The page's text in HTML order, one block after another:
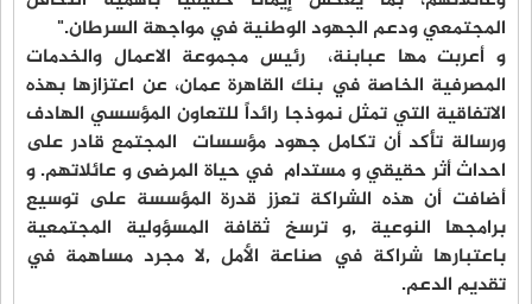
المجتمعي ودعم الجهود الوطنية في مواجهة السرطان."
و أعربت مها عبابنة، رئيس مجموعة الاعمال والخدمات
المصرفية الخاصة في بنك القاهرة عمان، عن اعتزازها بهذه
الاتفاقية التي تمثل نموذجا رائداً للتعاون المؤسسي الهادف
ورسالة تأكد أن تكامل جهود مؤسسات المجتمع قادر على
احداث أثر حقيقي و مستدام في حياة المرضى و عائلاتهم. و
أضافت أن هذه الشراكة تعزز قدرة المؤسسة على توسيع
برامجها النوعية ,و ترسخ ثقافة المسؤولية المجتمعية
باعتبارها شراكة في صناعة الأمل ,لا مجرد مساهمة في
تقديم الدعم.